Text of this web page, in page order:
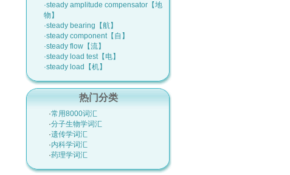
·steady amplitude compensator【地
物】
·steady bearing【航】
·steady component【自】
·steady flow【流】
·steady load test【电】
·steady load【机】
热门分类
·常用8000词汇
·分子生物学词汇
·遗传学词汇
·内科学词汇
·药理学词汇